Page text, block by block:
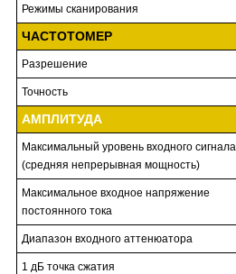
Режимы сканирования
ЧАСТОТОМЕР
Разрешение
Точность
АМПЛИТУДА
Максимальный уровень входного сигнала
(средняя непрерывная мощность)
Максимальное входное напряжение
постоянного тока
Диапазон входного аттенюатора
1 дБ точка сжатия